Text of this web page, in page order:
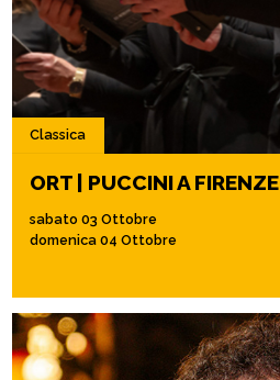
Classica
ORT | PUCCINI A FIRENZE
sabato 03 Ottobre
domenica 04 Ottobre